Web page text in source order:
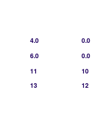
4.0 0.0
6.0 0.0
11 10
13 12